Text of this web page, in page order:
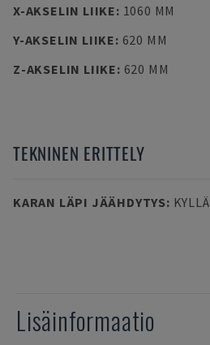
X-AKSELIN LIIKE: 1060 MM
Y-AKSELIN LIIKE: 620 MM
Z-AKSELIN LIIKE: 620 MM
TEKNINEN ERITTELY
KARAN LÄPI JÄÄHDYTYS: KYLLÄ
Lisäinformaatio